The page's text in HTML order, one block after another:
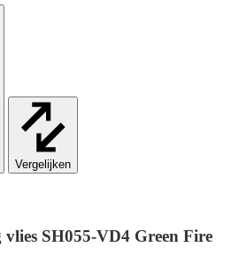
Vergelijken
SH055-VD4 Green Fire